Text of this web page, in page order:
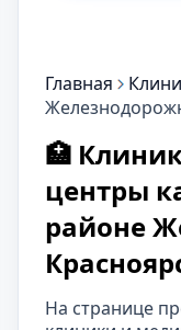
Главная
🏥
центры
районе
На странице